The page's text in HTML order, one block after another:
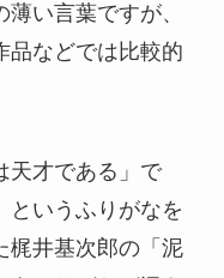
い言葉ですが、
品などでは比較的
天才である」で
というふりがなを
梶井基次郎の「泥